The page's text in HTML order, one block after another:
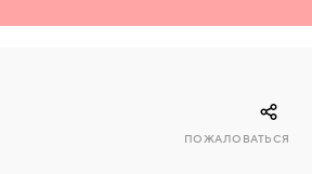
ПОЖАЛОВАТЬСЯ